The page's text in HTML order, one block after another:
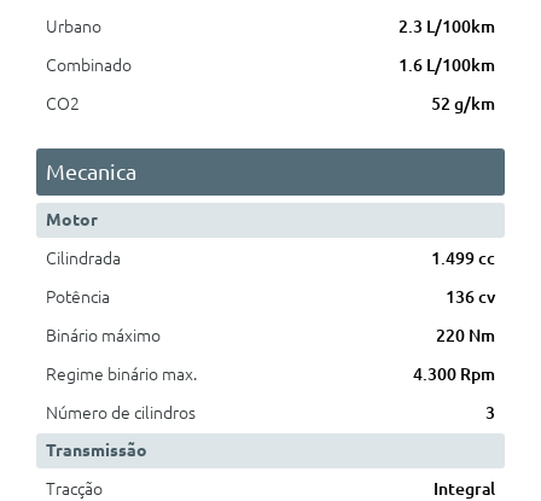
Urbano
2.3 L/100km
Combinado
1.6 L/100km
CO2
52 g/km
Mecanica
Motor
Cilindrada
1.499 cc
Potência
136 cv
Binário máximo
220 Nm
Regime binário max.
4.300 Rpm
Número de cilindros
3
Transmissão
Tracção
Integral